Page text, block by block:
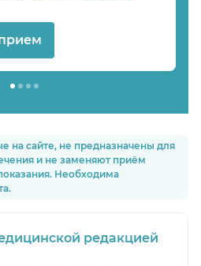
на сайте, не предназначены для
и не заменяют приём
Необходима
редакцией